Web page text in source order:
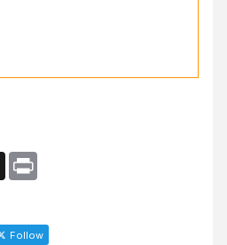
X
Follow